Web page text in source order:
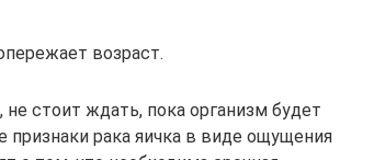
возраст.
стоит ждать, пока организм будет
рака яичка в виде ощущения